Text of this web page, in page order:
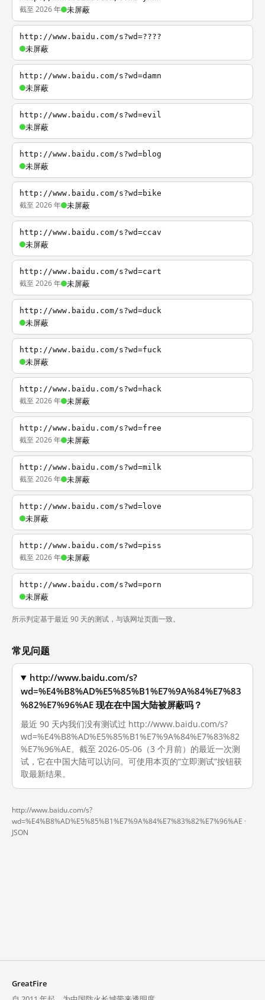
截至 2026 年 未屏蔽
http://www.baidu.com/s?wd=????
未屏蔽
http://www.baidu.com/s?wd=damn
未屏蔽
http://www.baidu.com/s?wd=evil
未屏蔽
http://www.baidu.com/s?wd=blog
未屏蔽
http://www.baidu.com/s?wd=bike
截至 2026 年 未屏蔽
http://www.baidu.com/s?wd=ccav
未屏蔽
http://www.baidu.com/s?wd=cart
截至 2026 年 未屏蔽
http://www.baidu.com/s?wd=duck
未屏蔽
http://www.baidu.com/s?wd=fuck
未屏蔽
http://www.baidu.com/s?wd=hack
截至 2026 年 未屏蔽
http://www.baidu.com/s?wd=free
截至 2026 年 未屏蔽
http://www.baidu.com/s?wd=milk
截至 2026 年 未屏蔽
http://www.baidu.com/s?wd=love
未屏蔽
http://www.baidu.com/s?wd=piss
截至 2026 年 未屏蔽
http://www.baidu.com/s?wd=porn
未屏蔽
所示判定基于最近 90 天的测试，与该网址页面一致。
常见问题
http://www.baidu.com/s?
wd=%E4%B8%AD%E5%85%B1%E7%9A%84%E7%83
%82%E7%96%AE 现在在中国大陆被屏蔽吗？
最近 90 天内我们没有测试过 http://www.baidu.com/s?
wd=%E4%B8%AD%E5%85%B1%E7%9A%84%E7%83%82
%E7%96%AE。截至 2026-05-06（3 个月前）的最近一次测
试，它在中国大陆可以访问。可使用本页的“立即测试”按钮获
取最新结果。
http://www.baidu.com/s?
wd=%E4%B8%AD%E5%85%B1%E7%9A%84%E7%83%82%E7%96%AE ·
JSON
GreatFire